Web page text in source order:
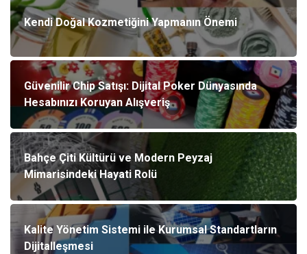
Kendi Doğal Kozmetiğini Yapmanın Önemi
Güvenilir Chip Satışı: Dijital Poker Dünyasında
Hesabınızı Koruyan Alışveriş
Bahçe Çiti Kültürü ve Modern Peyzaj
Mimarisindeki Hayati Rolü
Kalite Yönetim Sistemi ile Kurumsal Standartların
Dijitalleşmesi